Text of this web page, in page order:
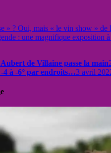
» ? Oui, mais « le vin show » de
: une magnifique exposition
de Villaine passe la main
4 à -6° par endroits…3 avril